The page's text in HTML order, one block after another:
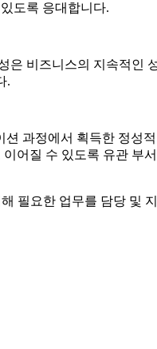
도록 응대합니다.
은 비즈니스의 지속적인
.
션 과정에서 획득한 정성
어질 수 있도록 유관
필요한 업무를 담당 및